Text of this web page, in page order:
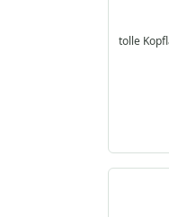
tolle